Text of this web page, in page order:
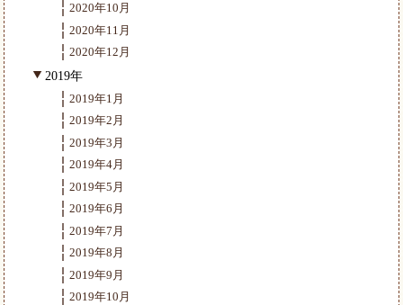
2020年10月
2020年11月
2020年12月
2019年
2019年1月
2019年2月
2019年3月
2019年4月
2019年5月
2019年6月
2019年7月
2019年8月
2019年9月
2019年10月